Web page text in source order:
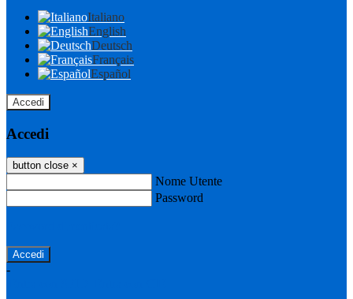
Italiano
English
Deutsch
Français
Español
Accedi
Accedi
button close ×
Nome Utente
Password
-